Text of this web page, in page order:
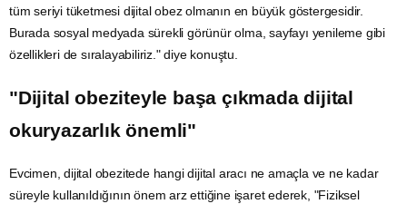
tüm seriyi tüketmesi dijital obez olmanın en büyük göstergesidir.
Burada sosyal medyada sürekli görünür olma, sayfayı yenileme gibi
özellikleri de sıralayabiliriz." diye konuştu.
"Dijital obeziteyle başa çıkmada dijital
okuryazarlık önemli"
Evcimen, dijital obezitede hangi dijital aracı ne amaçla ve ne kadar
süreyle kullanıldığının önem arz ettiğine işaret ederek, "Fiziksel